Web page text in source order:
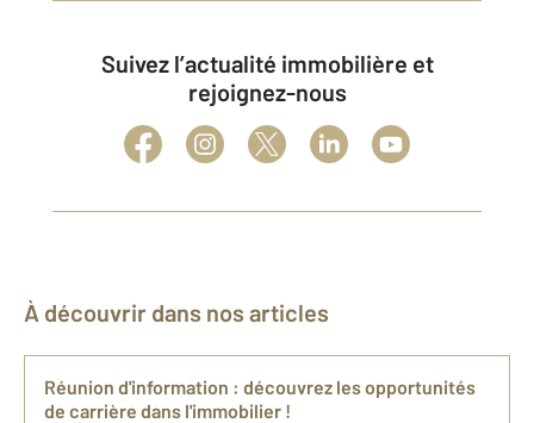
Suivez l’actualité immobilière et
rejoignez-nous
À découvrir dans nos articles
Réunion d'information : découvrez les opportunités
de carrière dans l'immobilier !